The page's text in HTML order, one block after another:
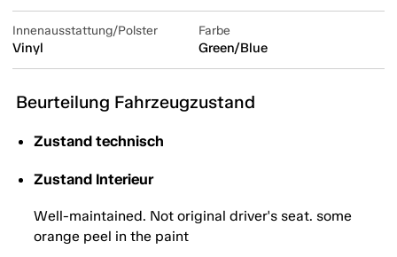
Innenausstattung/Polster
Vinyl
Farbe
Green/Blue
Beurteilung Fahrzeugzustand
Zustand technisch
Zustand Interieur
Well-maintained. Not original driver's seat. some
orange peel in the paint